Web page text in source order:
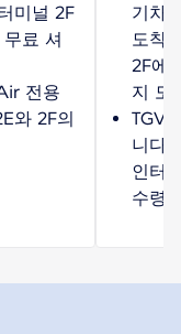
미널 2F
료 셔
전용
와 2F의
기차
도착
2F에
지 도
TGV
니다.
인터
수령